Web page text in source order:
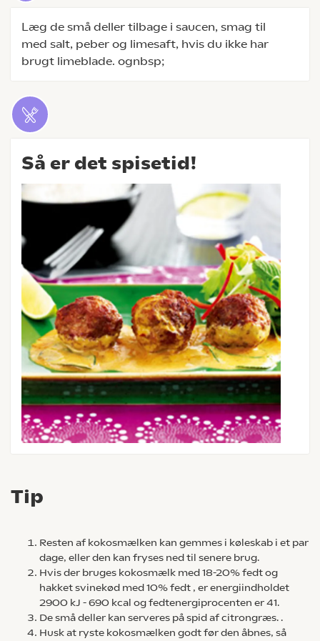
Læg de små deller tilbage i saucen, smag til
med salt, peber og limesaft, hvis du ikke har
brugt limeblade. ognbsp;
Så er det spisetid!
Tip
Resten af kokosmælken kan gemmes i køleskab i et par
dage, eller den kan fryses ned til senere brug.
Hvis der bruges kokosmælk med 18-20% fedt og
hakket svinekød med 10% fedt , er energiindholdet
2900 kJ - 690 kcal og fedtenergiprocenten er 41.
De små deller kan serveres på spid af citrongræs. .
Husk at ryste kokosmælken godt før den åbnes, så